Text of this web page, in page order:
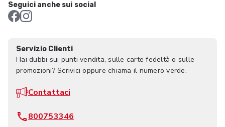
Seguici anche sui social
Servizio Clienti
Hai dubbi sui punti vendita, sulle carte fedeltà o sulle
promozioni? Scrivici oppure chiama il numero verde.
Contattaci
800753346